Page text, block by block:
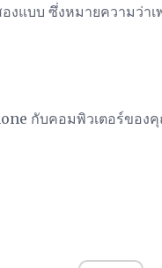
องแบบ ซึ่งหมายความว่
กับคอมพิวเตอร์ของ